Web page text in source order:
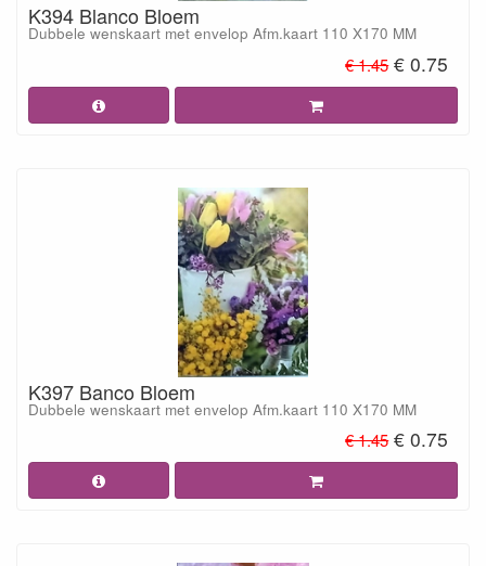
K394 Blanco Bloem
Dubbele wenskaart met envelop Afm.kaart 110 X170 MM
€ 1.45 € 0.75
K397 Banco Bloem
Dubbele wenskaart met envelop Afm.kaart 110 X170 MM
€ 1.45 € 0.75